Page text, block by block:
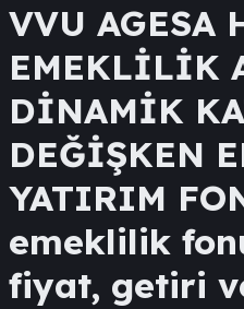
VVU AGESA
EMEKLİLİK
DİNAMİK
DEĞİŞKEN
YATIRIM
emeklilik
fiyat, getiri